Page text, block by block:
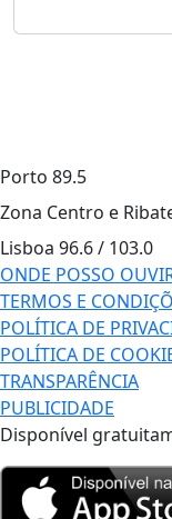
Porto 89.5
Zona Centro e
Lisboa 96.6 / 103.0
ONDE POSSO
TERMOS E
POLÍTICA DE
POLÍTICA DE
TRANSPARÊNCIA
PUBLICIDADE
Disponível